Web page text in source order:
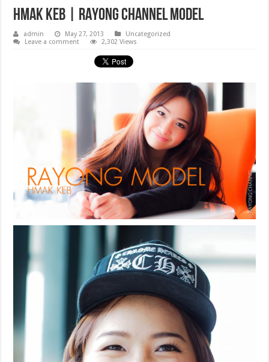
Hmak Keb | RAYONG CHANNEL MODEL
admin May 27, 2013
Uncategorized
Leave a comment
2,302 Views